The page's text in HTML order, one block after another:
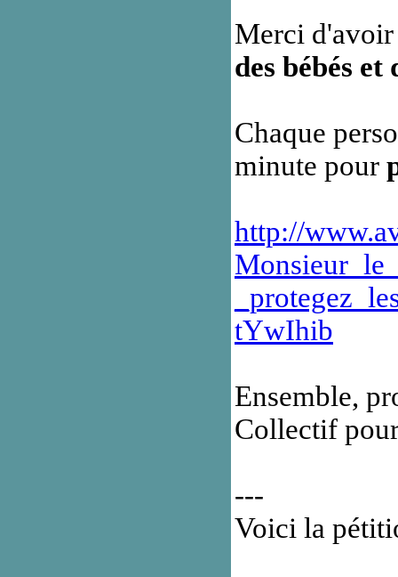
Merci
des bébés et
Chaque
minute pour
http://
tYwIhib
Ensemble,
Collectif
---
Voici la